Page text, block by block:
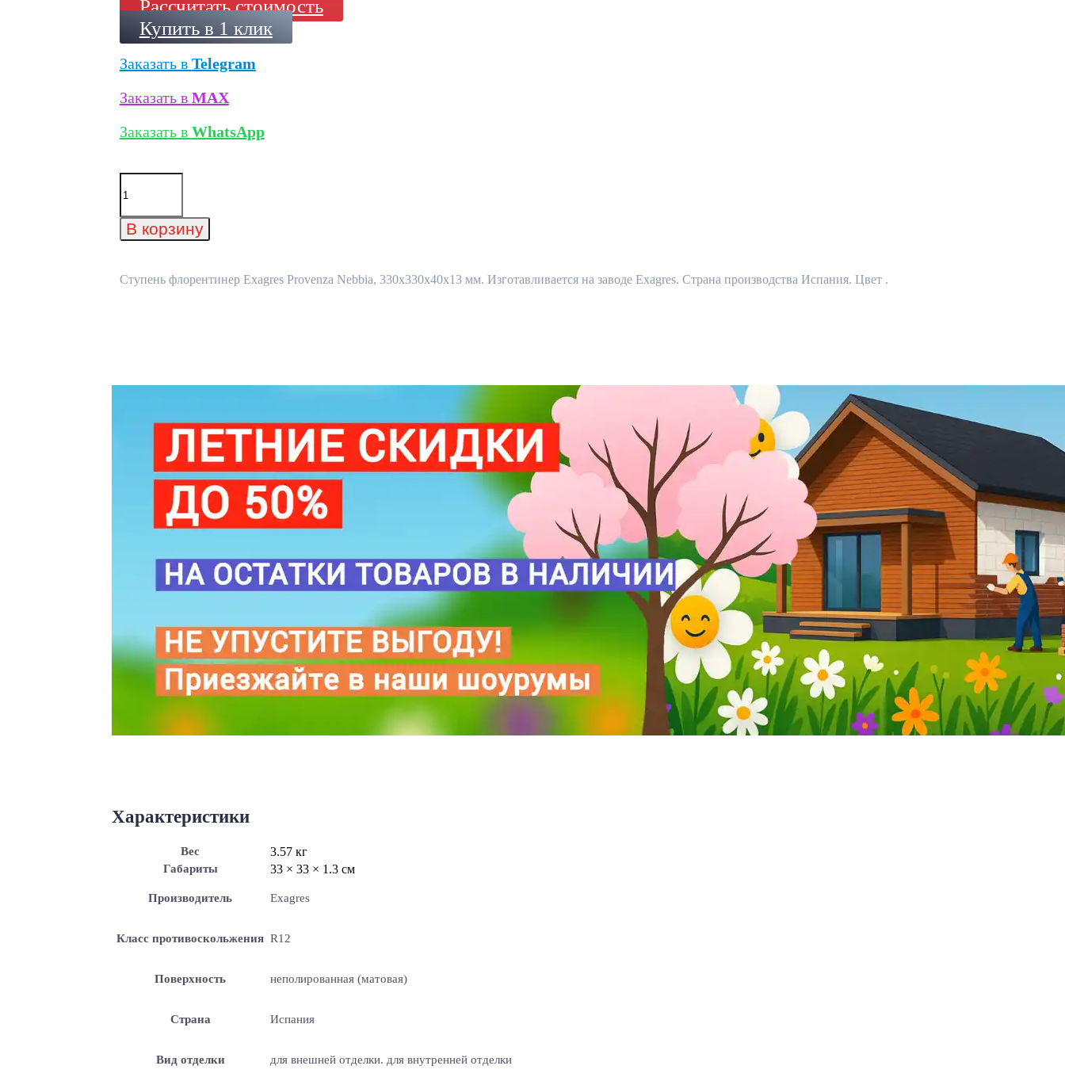
Рассчитать стоимость
Купить в 1 клик
Заказать в Telegram
Заказать в MAX
Заказать в WhatsApp
Количество
товара
флорентинер
Exagres
330x330x40x13
В корзину
Ступень флорентинер Exagres Provenza Nebbia, 330x330x40x13 мм. Изготавливается на заводе Exagres. Страна производства Испания. Цвет .
Характеристики
Вес 3.57 кг
Габариты 33 × 33 × 1.3 см
Производитель Exagres
Класс противоскольжения R12
Поверхность неполированная (матовая)
Страна Испания
Вид отделки для внешней отделки. для внутренней отделки